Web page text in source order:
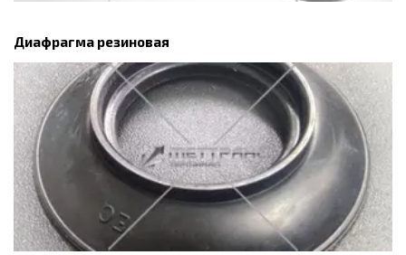
Диафрагма резиновая